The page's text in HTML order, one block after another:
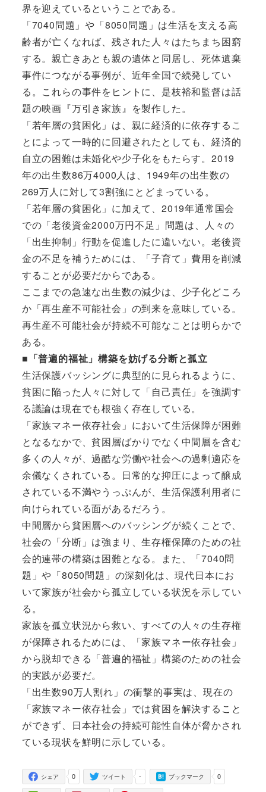
界を迎えているということである。
「7040問題」や「8050問題」は生活を支える高
齢者が亡くなれば、残された人々はたちまち困窮
する。親亡きあとも親の遺体と同居し、死体遺棄
事件につながる事例が、近年全国で続発してい
る。これらの事件をヒントに、是枝裕和監督は話
題の映画『万引き家族』を製作した。
「若年層の貧困化」は、親に経済的に依存するこ
とによって一時的に回避されたとしても、経済的
自立の困難は未婚化や少子化をもたらす。2019
年の出生数86万4000人は、1949年の出生数の
269万人に対して3割強にとどまっている。
「若年層の貧困化」に加えて、2019年通常国会
での「老後資金2000万円不足」問題は、人々の
「出生抑制」行動を促進したに違いない。老後資
金の不足を補うためには、「子育て」費用を削減
することが必要だからである。
ここまでの急速な出生数の減少は、少子化どころ
か「再生産不可能社会」の到来を意味している。
再生産不可能社会が持続不可能なことは明らかで
ある。
■「普遍的福祉」構築を妨げる分断と孤立
生活保護バッシングに典型的に見られるように、
貧困に陥った人々に対して「自己責任」を強調す
る議論は現在でも根強く存在している。
「家族マネー依存社会」において生活保障が困難
となるなかで、貧困層ばかりでなく中間層を含む
多くの人々が、過酷な労働や社会への過剰適応を
余儀なくされている。日常的な抑圧によって醸成
されている不満やうっぷんが、生活保護利用者に
向けられている面があるだろう。
中間層から貧困層へのバッシングが続くことで、
社会の「分断」は強まり、生存権保障のための社
会的連帯の構築は困難となる。また、「7040問
題」や「8050問題」の深刻化は、現代日本にお
いて家族が社会から孤立している状況を示してい
る。
家族を孤立状況から救い、すべての人々の生存権
が保障されるためには、「家族マネー依存社会」
から脱却できる「普遍的福祉」構築のための社会
的実践が必要だ。
「出生数90万人割れ」の衝撃的事実は、現在の
「家族マネー依存社会」では貧困を解決すること
ができず、日本社会の持続可能性自体が脅かされ
ている現状を鮮明に示している。
0
シェア -
ツイート 0
ブックマーク